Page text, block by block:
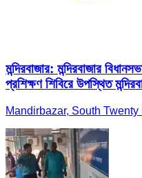
মন্দিরবাজার: মন্দিরবাজার
প্রশিক্ষণ শিবিরে উপস্থিত
Mandirbazar, South